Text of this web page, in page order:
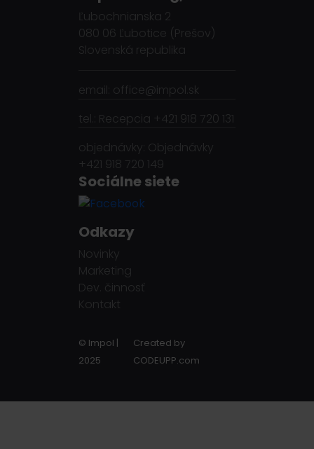
Ľubochnianska 2
080 06 Ľubotice (Prešov)
Slovenská republika
email: office@impol.sk
tel.: Recepcia +421 918 720 131
objednávky: Objednávky
+421 918 720 149
Sociálne siete
Odkazy
Novinky
Marketing
Dev. činnosť
Kontakt
© Impol |
2025
Created by
CODEUPP.com